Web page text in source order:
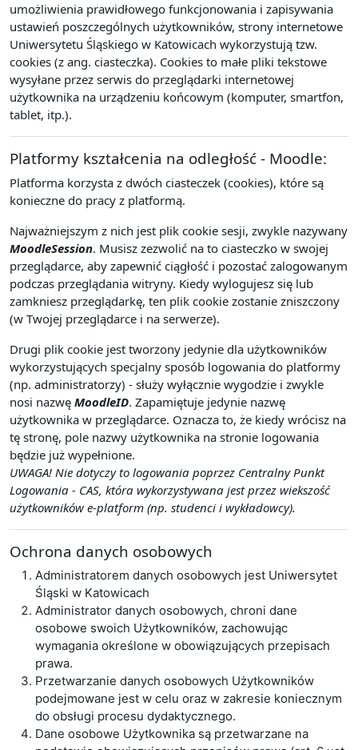
umożliwienia prawidłowego funkcjonowania i zapisywania
ustawień poszczególnych użytkowników, strony internetowe
Uniwersytetu Śląskiego w Katowicach wykorzystują tzw.
cookies (z ang. ciasteczka). Cookies to małe pliki tekstowe
wysyłane przez serwis do przeglądarki internetowej
użytkownika na urządzeniu końcowym (komputer, smartfon,
tablet, itp.).
Platformy kształcenia na odległość - Moodle:
Platforma korzysta z dwóch ciasteczek (cookies), które są
konieczne do pracy z platformą.
Najważniejszym z nich jest plik cookie sesji, zwykle nazywany
MoodleSession. Musisz zezwolić na to ciasteczko w swojej
przeglądarce, aby zapewnić ciągłość i pozostać zalogowanym
podczas przeglądania witryny. Kiedy wylogujesz się lub
zamkniesz przeglądarkę, ten plik cookie zostanie zniszczony
(w Twojej przeglądarce i na serwerze).
Drugi plik cookie jest tworzony jedynie dla użytkowników
wykorzystujących specjalny sposób logowania do platformy
(np. administratorzy) - służy wyłącznie wygodzie i zwykle
nosi nazwę MoodleID. Zapamiętuje jedynie nazwę
użytkownika w przeglądarce. Oznacza to, że kiedy wrócisz na
tę stronę, pole nazwy użytkownika na stronie logowania
będzie już wypełnione.
UWAGA! Nie dotyczy to logowania poprzez Centralny Punkt
Logowania - CAS, która wykorzystywana jest przez wiekszość
użytkowników e-platform (np. studenci i wykładowcy).
Ochrona danych osobowych
Administratorem danych osobowych jest Uniwersytet
Śląski w Katowicach
Administrator danych osobowych, chroni dane
osobowe swoich Użytkowników, zachowując
wymagania określone w obowiązujących przepisach
prawa.
Przetwarzanie danych osobowych Użytkowników
podejmowane jest w celu oraz w zakresie koniecznym
do obsługi procesu dydaktycznego.
Dane osobowe Użytkownika są przetwarzane na